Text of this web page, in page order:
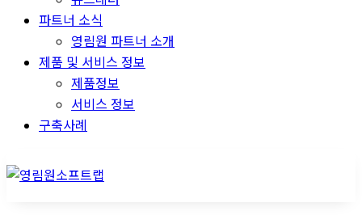
파트너 소식
영림원 파트너 소개
제품 및 서비스 정보
제품정보
서비스 정보
구축사례